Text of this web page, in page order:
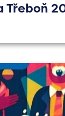
Třeboň